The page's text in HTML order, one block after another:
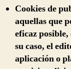
Cookies de
aquellas que
eficaz
su caso, el
aplicación o